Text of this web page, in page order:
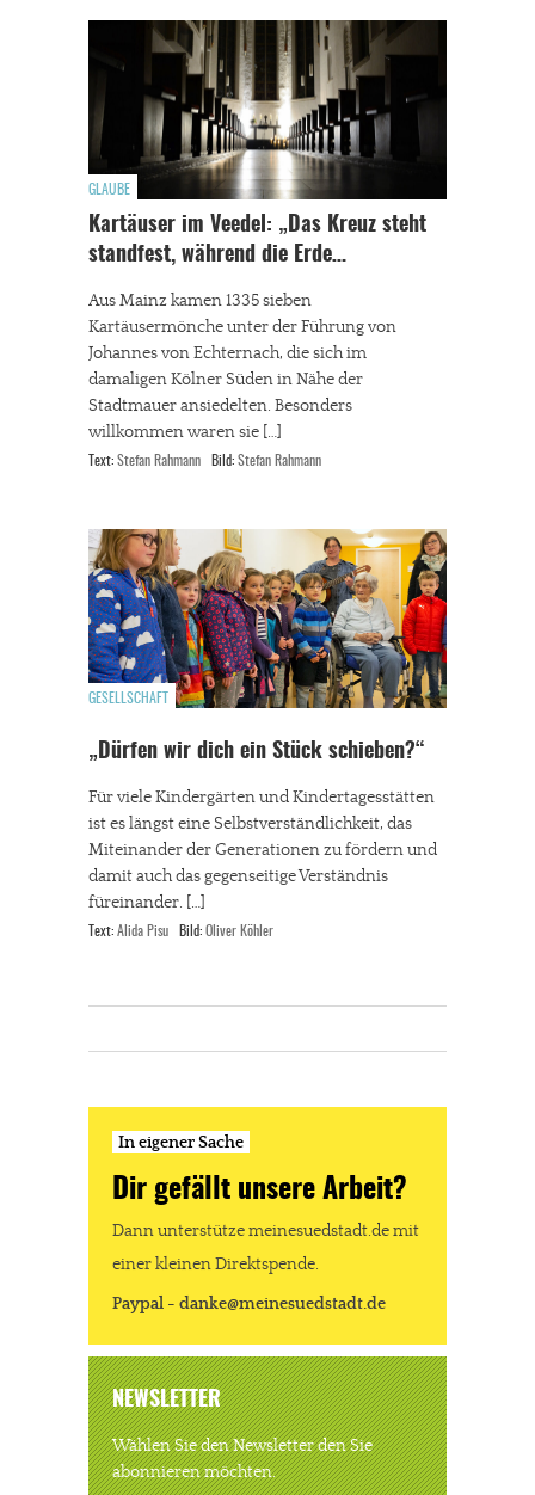
GLAUBE
Kartäuser im Veedel: „Das Kreuz steht
standfest, während die Erde…
Aus Mainz kamen 1335 sieben
Kartäusermönche unter der Führung von
Johannes von Echternach, die sich im
damaligen Kölner Süden in Nähe der
Stadtmauer ansiedelten. Besonders
willkommen waren sie […]
Text: Stefan Rahmann Bild: Stefan Rahmann
GESELLSCHAFT
„Dürfen wir dich ein Stück schieben?“
Für viele Kindergärten und Kindertagesstätten
ist es längst eine Selbstverständlichkeit, das
Miteinander der Generationen zu fördern und
damit auch das gegenseitige Verständnis
füreinander. […]
Text: Alida Pisu Bild: Oliver Köhler
In eigener Sache
Dir gefällt unsere Arbeit?
Dann unterstütze meinesuedstadt.de mit
einer kleinen Direktspende.
Paypal - danke@meinesuedstadt.de
NEWSLETTER
Wählen Sie den Newsletter den Sie
abonnieren möchten.